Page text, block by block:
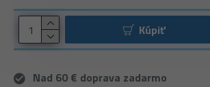
Kúpiť
Nad 60 € doprava zadarmo